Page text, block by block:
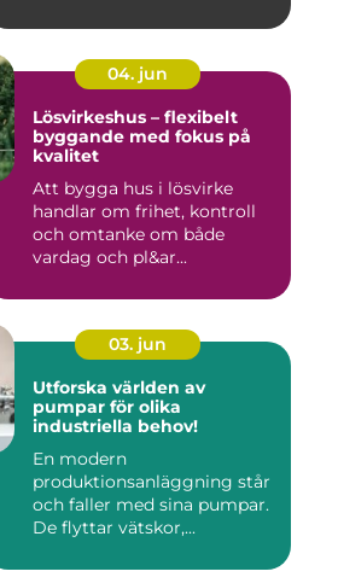
04. jun
Lösvirkeshus – flexibelt
byggande med fokus på
kvalitet
Att bygga hus i lösvirke
handlar om frihet, kontroll
och omtanke om både
vardag och pl&ar...
03. jun
Utforska världen av
pumpar för olika
industriella behov!
En modern
produktionsanläggning står
och faller med sina pumpar.
De flyttar vätskor,...